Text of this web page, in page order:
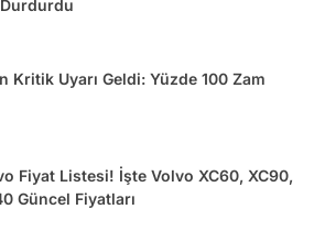
Kritik Uyarı Geldi: Yüzde 100 Zam
Fiyat Listesi! İşte Volvo XC60, XC90,
Güncel Fiyatları